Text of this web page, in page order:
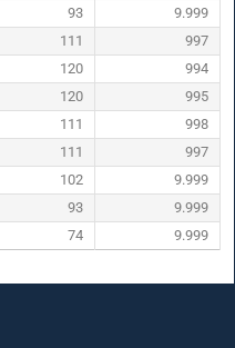
93
9.999
111
997
120
994
120
995
111
998
111
997
102
9.999
93
9.999
74 9.999